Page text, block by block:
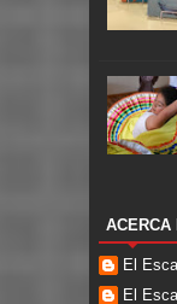
ACERCA
El
El